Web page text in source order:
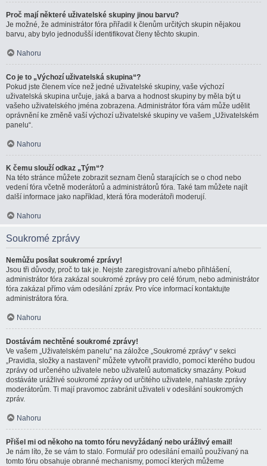
Proč mají některé uživatelské skupiny jinou barvu?
Je možné, že administrátor fóra přiřadil k členům určitých skupin nějakou
barvu, aby bylo jednodušší identifikovat členy těchto skupin.
Nahoru
Co je to „Výchozí uživatelská skupina“?
Pokud jste členem více než jedné uživatelské skupiny, vaše výchozí
uživatelská skupina určuje, jaká a barva a hodnost skupiny by měla být u
vašeho uživatelského jména zobrazena. Administrátor fóra vám může udělit
oprávnění ke změně vaší výchozí uživatelské skupiny ve vašem „Uživatelském
panelu“.
Nahoru
K čemu slouží odkaz „Tým“?
Na této stránce můžete zobrazit seznam členů starajících se o chod nebo
vedení fóra včetně moderátorů a administrátorů fóra. Také tam můžete najít
další informace jako například, která fóra moderátoři moderují.
Nahoru
Soukromé zprávy
Nemůžu posílat soukromé zprávy!
Jsou tři důvody, proč to tak je. Nejste zaregistrovaní a/nebo přihlášení,
administrátor fóra zakázal soukromé zprávy pro celé fórum, nebo administrátor
fóra zakázal přímo vám odesílání zpráv. Pro více informací kontaktujte
administrátora fóra.
Nahoru
Dostávám nechtěné soukromé zprávy!
Ve vašem „Uživatelském panelu“ na záložce „Soukromé zprávy“ v sekci
„Pravidla, složky a nastavení“ můžete vytvořit pravidlo, pomocí kterého budou
zprávy od určeného uživatele nebo uživatelů automaticky smazány. Pokud
dostáváte urážlivé soukromé zprávy od určitého uživatele, nahlaste zprávy
moderátorům. Ti mají pravomoc zabránit uživateli v odesílání soukromých
zpráv.
Nahoru
Přišel mi od někoho na tomto fóru nevyžádaný nebo urážlivý email!
Je nám líto, že se vám to stalo. Formulář pro odesílání emailů používaný na
tomto fóru obsahuje obranné mechanismy, pomocí kterých můžeme